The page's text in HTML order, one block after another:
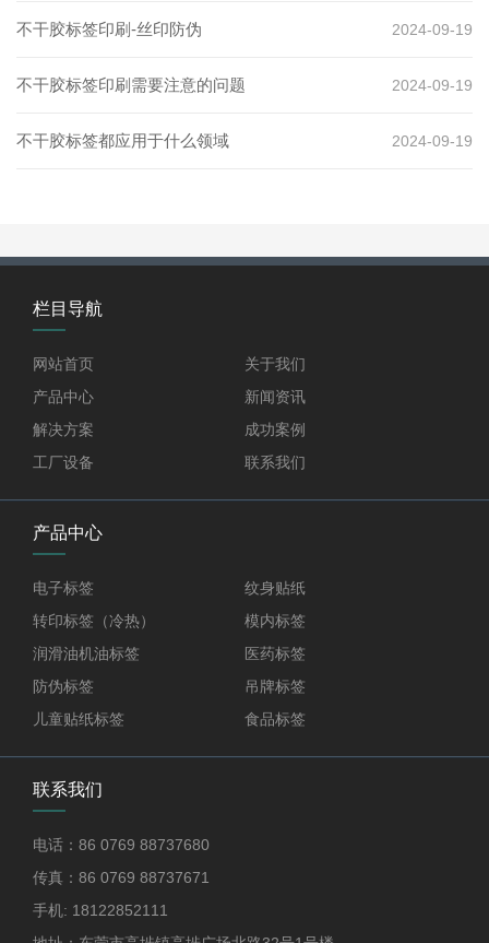
解
​不干胶标签印刷-丝印防伪 2024-09-19
不干胶标签印刷需要注意的问题 2024-09-19
不干胶标签都应用于什么领域 2024-09-19
栏目导航
网站首页
关于我们
产品中心
新闻资讯
解决方案
成功案例
工厂设备
联系我们
产品中心
电子标签
纹身贴纸
转印标签（冷热）
模内标签
润滑油机油标签
医药标签
防伪标签
吊牌标签
儿童贴纸标签
食品标签
联系我们
电话：86 0769 88737680
传真：86 0769 88737671
手机: 18122852111